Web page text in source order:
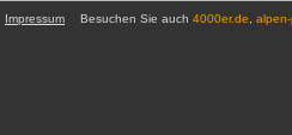
Impressum Besuchen Sie auch 4000er.de